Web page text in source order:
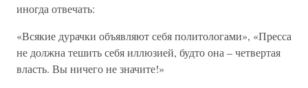
иногда отвечать:
«Всякие дурачки объявляют себя политологами», «Пресса
не должна тешить себя иллюзией, будто она – четвертая
власть. Вы ничего не значите!»